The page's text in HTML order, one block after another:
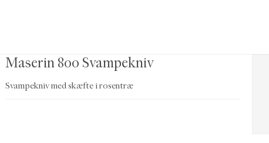
Maserin 800 Svampekniv
Svampekniv med skæfte i rosentræ